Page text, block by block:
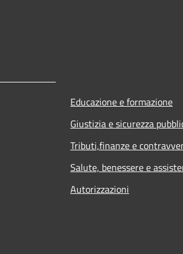
Educazione e formazione
Giustizia e sicurezza
Tributi,finanze e
Salute, benessere e
Autorizzazioni